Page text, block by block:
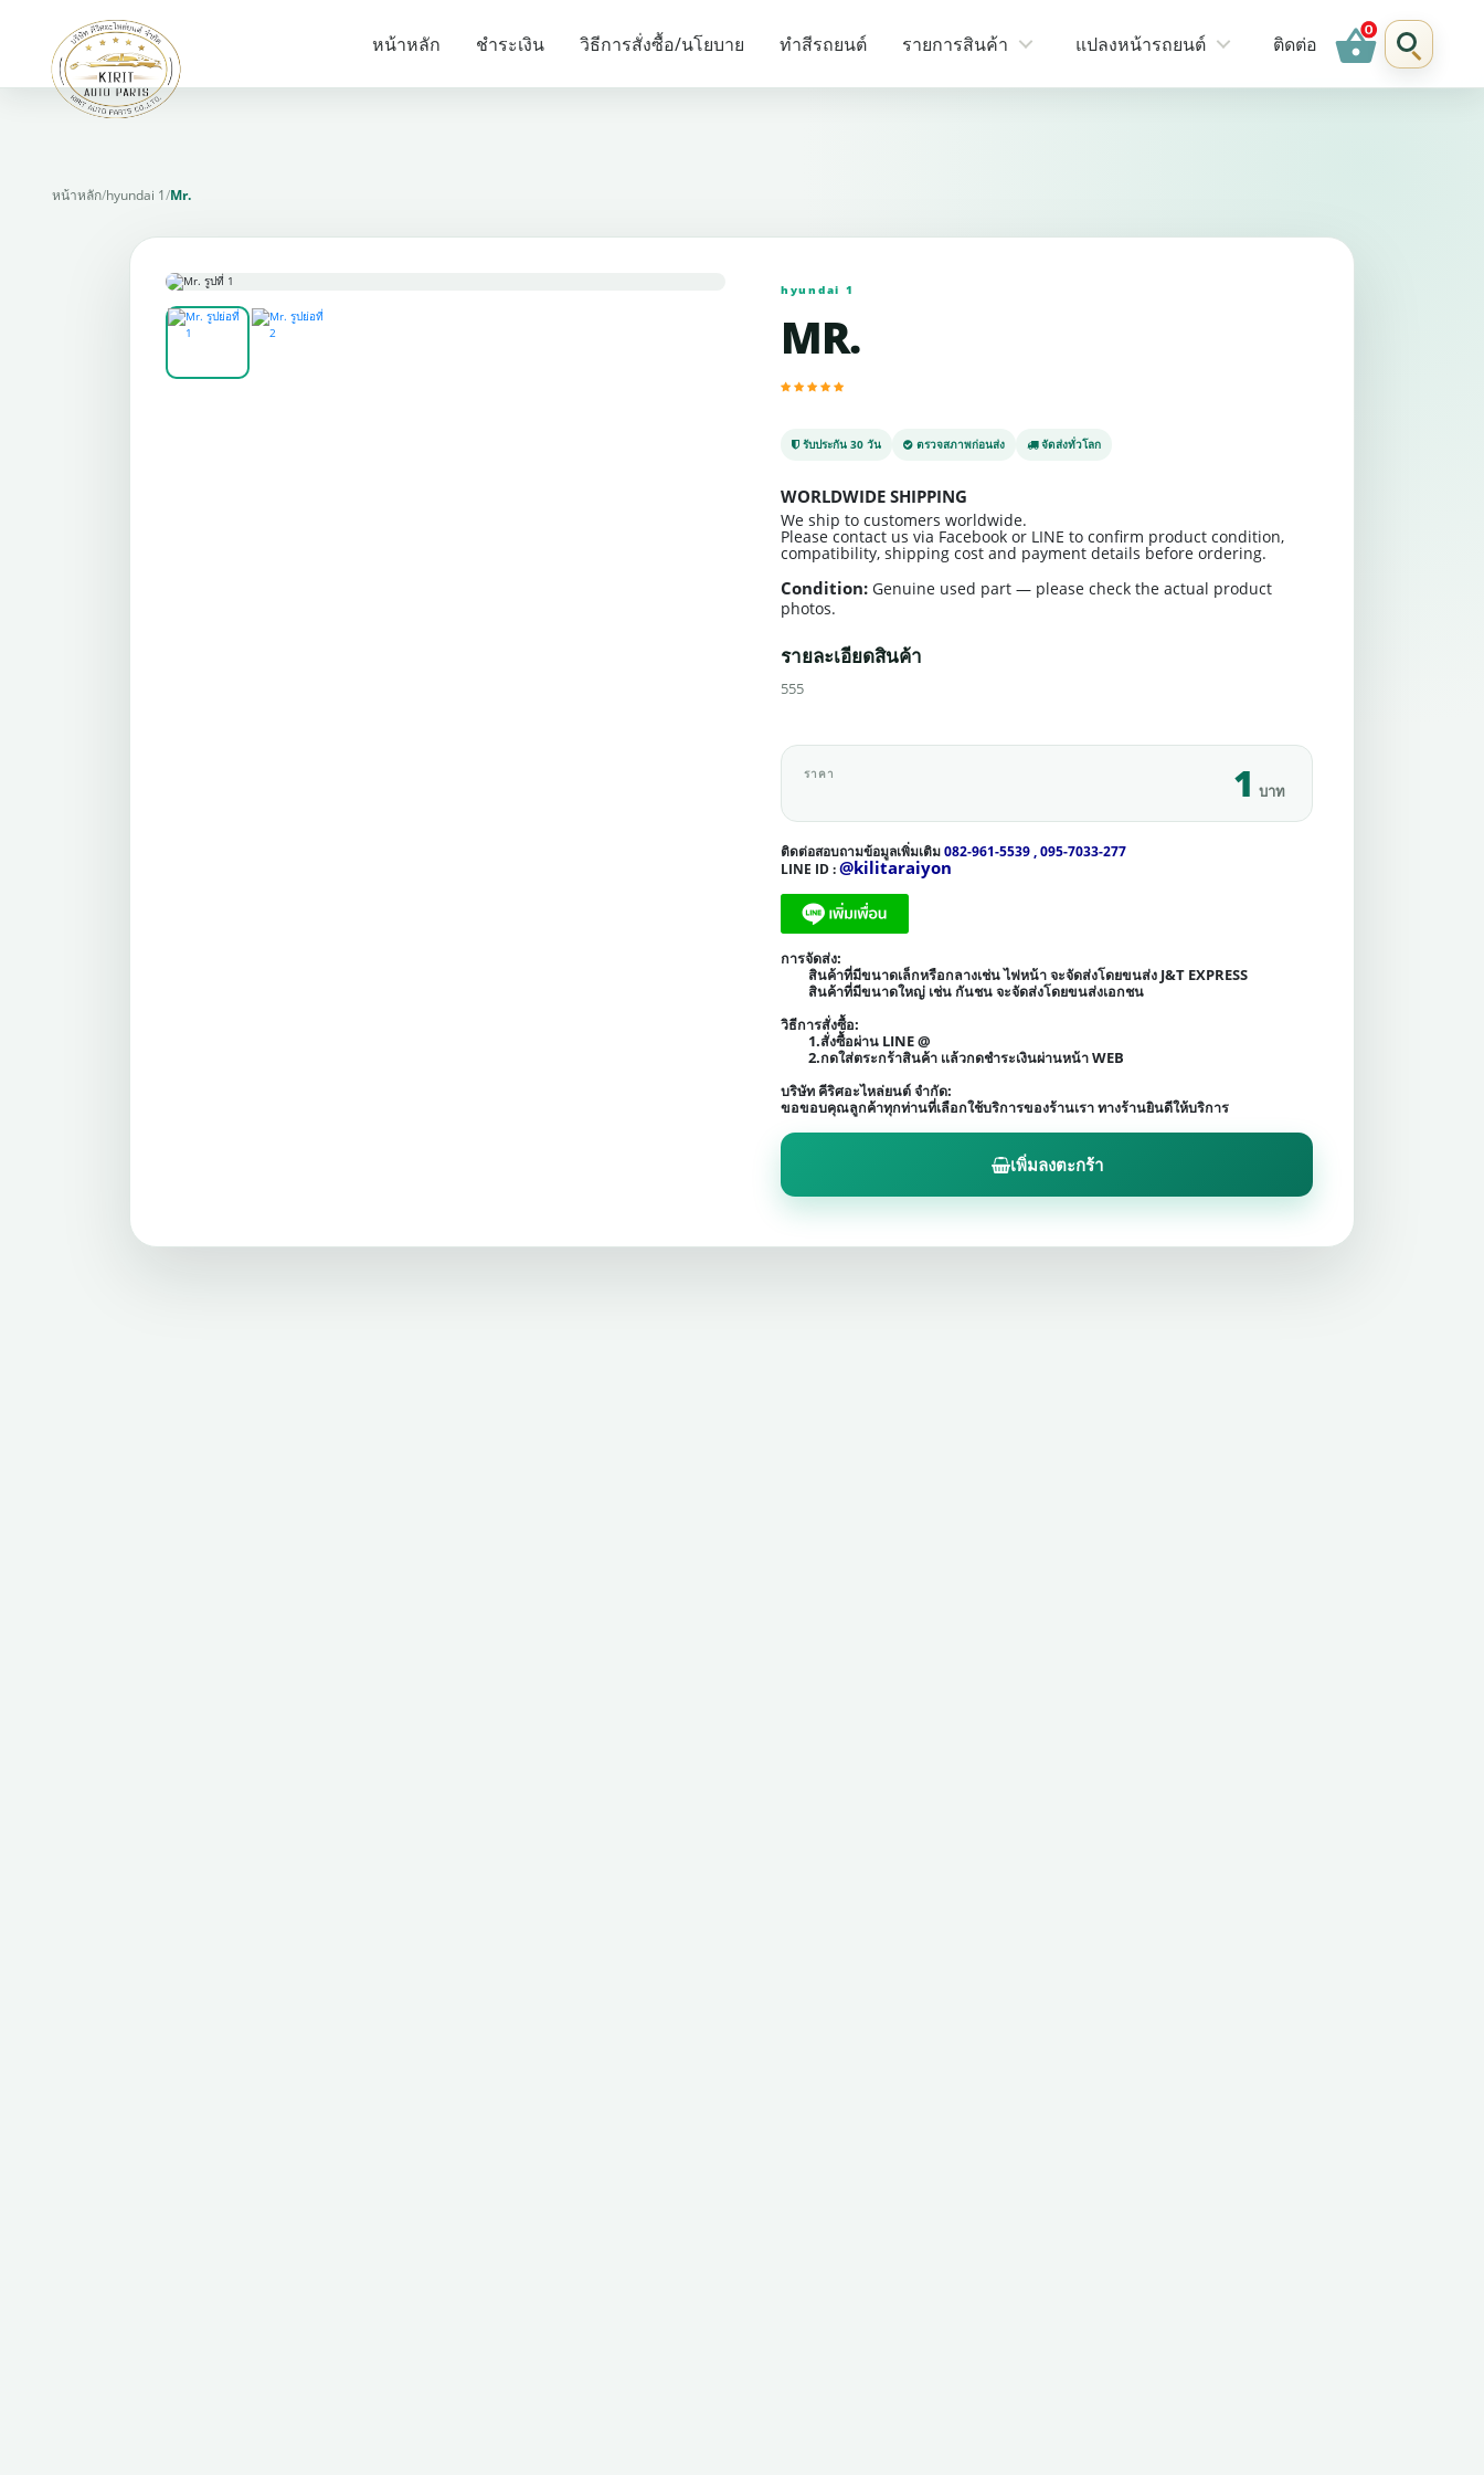
หน้าหลัก ชำระเงิน วิธีการสั่งซื้อ/นโยบาย ทำสีรถยนต์ รายการสินค้า แปลงหน้ารถยนต์ ติดต่อ shopping_basket
รายการแนะนำ
หน้าหลัก/hyundai 1/Mr.
hyundai 1
MR.
รับประกัน 30 วัน ตรวจสภาพก่อนส่ง จัดส่งทั่วโลก
WORLDWIDE SHIPPING
We ship to customers worldwide.
Please contact us via Facebook or LINE to confirm product condition,
compatibility, shipping cost and payment details before ordering.
Condition: Genuine used part — please check the actual product
photos.
รายละเอียดสินค้า
555
ราคา 1 บาท
ติดต่อสอบถามข้อมูลเพิ่มเติม082-961-5539 , 095-7033-277
LINE ID :@kilitaraiyon
การจัดส่ง:
สินค้าที่มีขนาดเล็กหรือกลางเช่น ไฟหน้า จะจัดส่งโดยขนส่ง J&T EXPRESS
สินค้าที่มีขนาดใหญ่ เช่น กันชน จะจัดส่งโดยขนส่งเอกชน
วิธีการสั่งซื้อ:
1.สั่งซื้อผ่าน LINE @
2.กดใส่ตระกร้าสินค้า เเล้วกดชำระเงินผ่านหน้า WEB
บริษัท คีริศอะไหล่ยนต์ จำกัด:
ขอขอบคุณลูกค้าทุกท่านที่เลือกใช้บริการของร้านเรา ทางร้านยินดีให้บริการ
เพิ่มลงตะกร้า